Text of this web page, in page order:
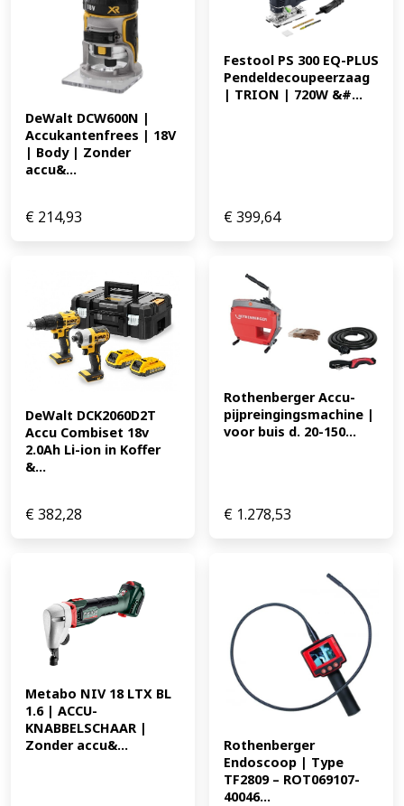
DeWalt DCW600N |
Accukantenfrees | 18V
| Body | Zonder
accu&...
€ 214,93
Festool PS 300 EQ-PLUS
Pendeldecoupeerzaag
| TRION | 720W &#...
€399,64
DeWalt DCK2060D2T
Accu Combiset 18v
2.0Ah Li-ion in Koffer
&...
€382,28
Rothenberger Accu-
pijpreingingsmachine |
voor buis d. 20-150...
€ 1.278,53
Metabo NIV 18 LTX BL
1.6 | ACCU-
KNABBELSCHAAR |
Zonder accu&...
Rothenberger
Endoscoop | Type
TF2809 – ROT069107-
40046...